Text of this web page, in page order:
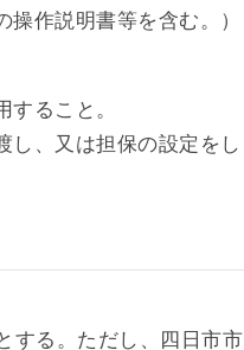
作説明書等を含む。）
ること。
し、又は担保の設定をし
する。ただし、四日市市